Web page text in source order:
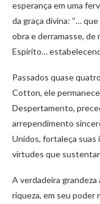
esperança em uma
da graça divina: “…
obra e derramasse, de
Espírito…
Passados quase
Cotton, ele
Despertamento,
arrependimento
Unidos, fortaleça
virtudes que
A verdadeira grandeza
riqueza, em seu poder